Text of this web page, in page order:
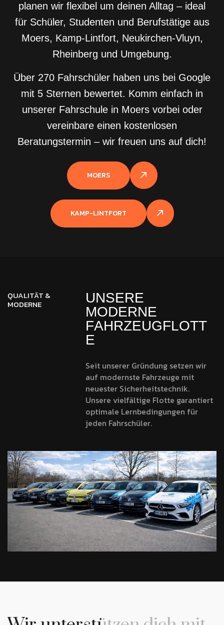
planen wir flexibel um deinen Alltag – ideal
für Schüler, Studenten und Berufstätige aus
Moers, Kamp-Lintfort, Neukirchen-Vluyn,
Rheinberg und Umgebung.
Über 270 Fahrschüler haben uns bei Google
mit 5 Sternen bewertet. Komm einfach in
unserer Fahrschule in Moers vorbei oder
vereinbare einen kostenlosen
Beratungstermin – wir freuen uns auf dich!
MOERS
KAMP-LINTFORT
QUALITÄT &
MODERNE UNSERE
MODERNE
FAHRZEUGFLOTT
E
Seit unserer Gründung setzen wir
auf modernste Fahrzeuge mit
neuester Sicherheitstechnik.
Unsere vielfältige Flotte garantiert
optimale Lernbedingungen für
jeden Fahrschüler.